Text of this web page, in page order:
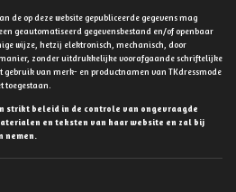
de op deze website gepubliceerde gegevens mag
geautomatiseerd gegevensbestand en/of openbaar
wijze, hetzij elektronisch, mechanisch, door
zonder uitdrukkelijke voorafgaande schriftelijke
gebruik van merk- en productnamen van TKdressmode
toegestaan.
strikt beleid in de controle van ongevraagde
en teksten van haar website en zal bij